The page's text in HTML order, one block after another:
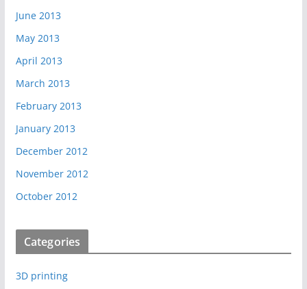
June 2013
May 2013
April 2013
March 2013
February 2013
January 2013
December 2012
November 2012
October 2012
Categories
3D printing